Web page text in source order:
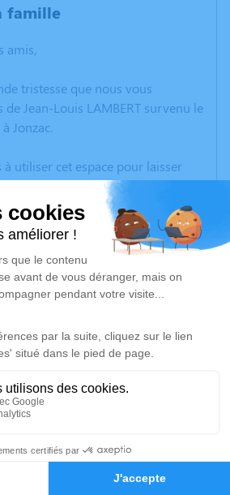
Hommages
famille
amis,
tristesse que nous vous
de Jean-Louis LAMBERT survenu le
Jonzac.
utiliser cet espace pour laisser
des photos souvenirs, une
vos pensées à travers des
Cet endroit est un lieu
honorer la mémoire de Jean-
Je rends hommage